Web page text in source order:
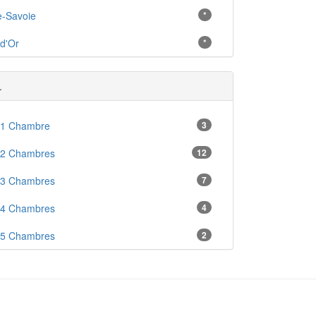
Savoie *
*
Chambre 3
Chambres 12
Chambres 7
Chambres 4
Chambres 2